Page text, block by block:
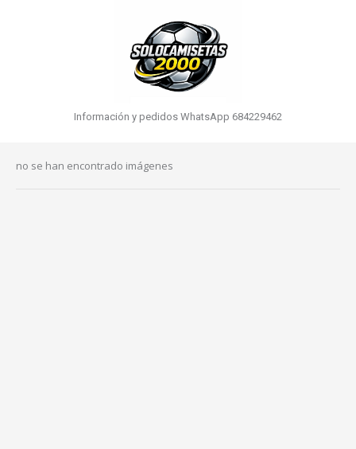
Información y pedidos WhatsApp 684229462
no se han encontrado imágenes